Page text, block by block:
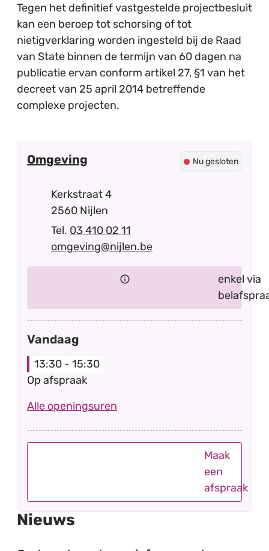
Tegen het definitief vastgestelde projectbesluit
kan een beroep tot schorsing of tot
nietigverklaring worden ingesteld bij de Raad
van State binnen de termijn van 60 dagen na
publicatie ervan conform artikel 27, §1 van het
decreet van 25 april 2014 betreffende
complexe projecten.
Contact
Omgeving Nu gesloten
AdresKerkstraat 4
,2560 Nijlen
03 410 02 11
E-mailomgeving@nijlen.be
enkel via
Vandaag
13:30 - 15:30
Op afspraak
Alle openingsuren
Maak
een
afspraak
Nieuws